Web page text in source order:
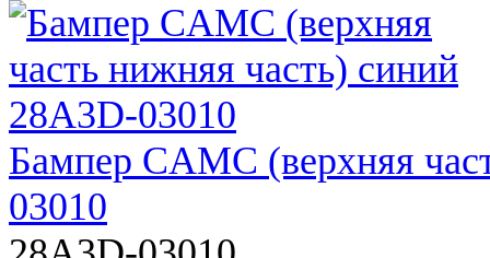
Бампер CAMC (верхняя
03010